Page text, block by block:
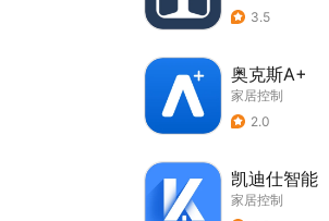
3.5
奥克斯A+
家居控制
2.0
凯迪仕智能
家居控制